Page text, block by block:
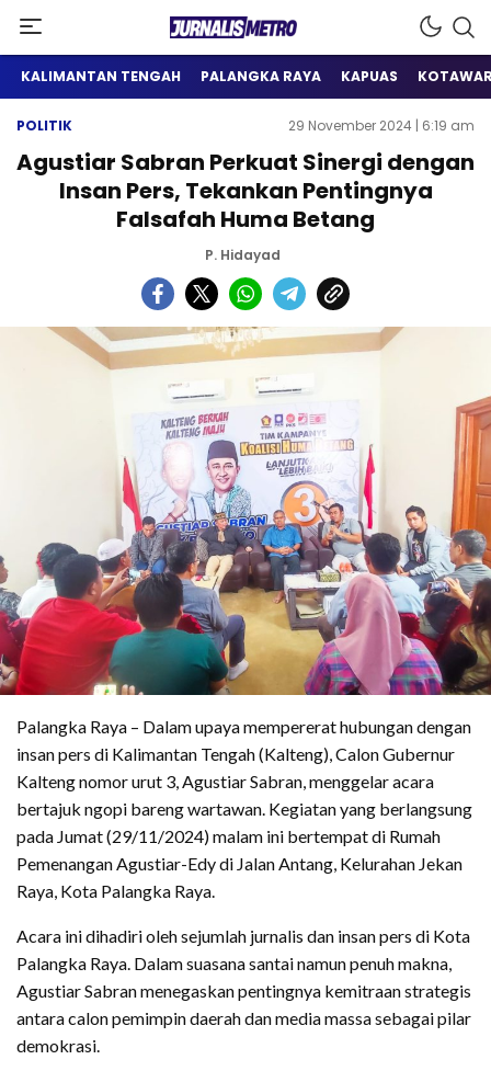
Jurnalis Metro
Satu Wadah Informasi
KALIMANTAN TENGAH PALANGKA RAYA KAPUAS
POLITIK 29 November 2024 | 6:19 am
Agustiar Sabran Perkuat Sinergi dengan
Insan Pers, Tekankan Pentingnya
Falsafah Huma Betang
P. Hidayad
Palangka Raya – Dalam upaya mempererat hubungan dengan
insan pers di Kalimantan Tengah (Kalteng), Calon Gubernur
Kalteng nomor urut 3, Agustiar Sabran, menggelar acara
bertajuk ngopi bareng wartawan. Kegiatan yang berlangsung
pada Jumat (29/11/2024) malam ini bertempat di Rumah
Pemenangan Agustiar-Edy di Jalan Antang, Kelurahan Jekan
Raya, Kota Palangka Raya.
Acara ini dihadiri oleh sejumlah jurnalis dan insan pers di Kota
Palangka Raya. Dalam suasana santai namun penuh makna,
Agustiar Sabran menegaskan pentingnya kemitraan strategis
antara calon pemimpin daerah dan media massa sebagai pilar
demokrasi.